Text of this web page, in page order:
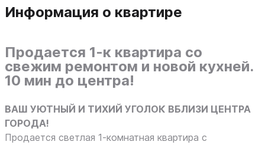
Информация о квартире
Продается 1-к квартира со
свежим ремонтом и новой кухней.
10 мин до центра!
ВАШ УЮТНЫЙ И ТИХИЙ УГОЛОК ВБЛИЗИ ЦЕНТРА
ГОРОДА!
Продается светлая 1-комнатная квартира с